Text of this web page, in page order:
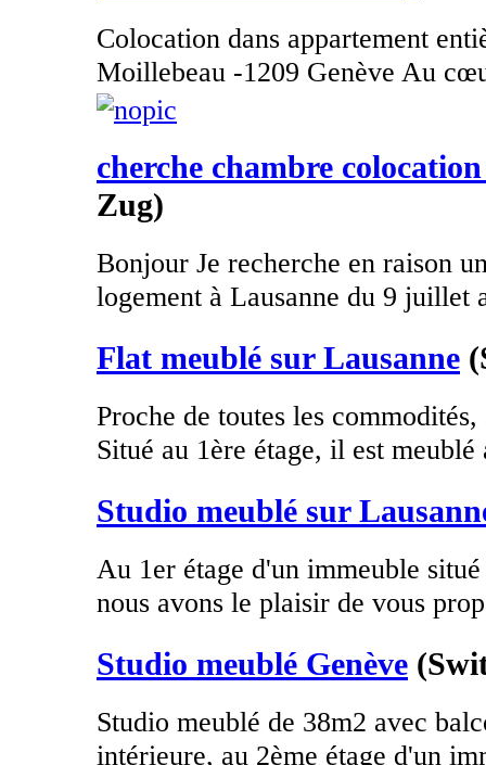
Colocation dans appartement
Moillebeau -1209 Genève Au
cherche chambre
Zug)
Bonjour Je recherche en raison
logement à Lausanne du 9 juillet
Flat meublé sur Lausanne
Proche de toutes les
Situé au 1ère étage, il est meublé
Studio meublé sur
Au 1er étage d'un immeuble
nous avons le plaisir de vous
Studio meublé Genève
Studio meublé de 38m2 avec
intérieure, au 2ème étage d'un